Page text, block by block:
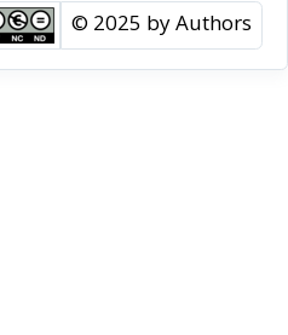
© 2025 by Authors